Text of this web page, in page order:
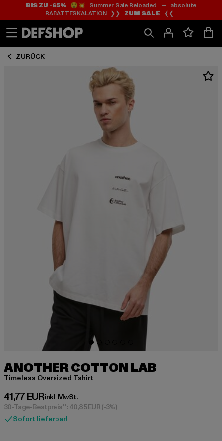
Zum
Inhalt
springen
Zum
Fußzeile
springen
BIS ZU -65%😲💥 Summer Sale Reloaded — absolute
RABATTESKALATION ❯❯ ZUM SALE ❮❮
ZURÜCK
ANOTHER COTTON LAB
Timeless Oversized Tshirt
41,77 EUR
Derzeitiger Preis: 41,77 EUR
inkl. MwSt.
30-Tage-Bestpreis**: 40,85 EUR(-3%)
Sofort lieferbar!